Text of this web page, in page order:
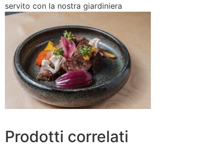
servito con la nostra giardiniera
Prodotti correlati